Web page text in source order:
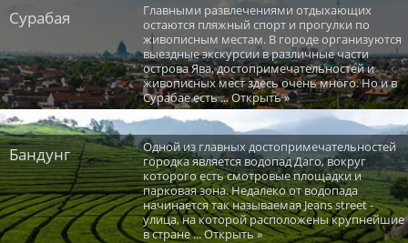
Сурабая
Главными развлечениями отдыхающих
остаются пляжный спорт и прогулки по
живописным местам. В городе организуются
выездные экскурсии в различные части
острова Ява, достопримечательностей и
живописных мест здесь очень много. Но и в
Сурабае есть ... Открыть »
Бандунг
Одной из главных достопримечательностей
городка является водопад Даго, вокруг
которого есть смотровые площадки и
парковая зона. Недалеко от водопада
начинается так называемая Jeans street -
улица, на которой расположены крупнейшие
в стране ... Открыть »